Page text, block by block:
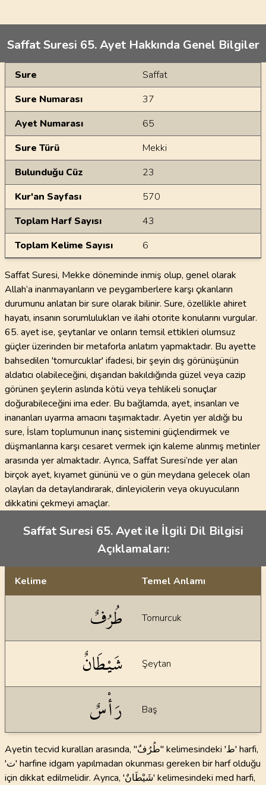
Saffat Suresi 65. Ayet Hakkında Genel Bilgiler
Genel Bilgiler
Sure
Saffat
Sure Numarası
37
Ayet Numarası
65
Sure Türü
Mekki
Bulunduğu Cüz
23
Kur'an Sayfası
570
Toplam Harf Sayısı
43
Toplam Kelime Sayısı
6
Saffat Suresi, Mekke döneminde inmiş olup, genel olarak
Allah’a inanmayanların ve peygamberlere karşı çıkanların
durumunu anlatan bir sure olarak bilinir. Sure, özellikle ahiret
hayatı, insanın sorumlulukları ve ilahi otorite konularını vurgular.
65. ayet ise, şeytanlar ve onların temsil ettikleri olumsuz
güçler üzerinden bir metaforla anlatım yapmaktadır. Bu ayette
bahsedilen 'tomurcuklar' ifadesi, bir şeyin dış görünüşünün
aldatıcı olabileceğini, dışarıdan bakıldığında güzel veya cazip
görünen şeylerin aslında kötü veya tehlikeli sonuçlar
doğurabileceğini ima eder. Bu bağlamda, ayet, insanları ve
inananları uyarma amacını taşımaktadır. Ayetin yer aldığı bu
sure, İslam toplumunun inanç sistemini güçlendirmek ve
düşmanlarına karşı cesaret vermek için kaleme alınmış metinler
arasında yer almaktadır. Ayrıca, Saffat Suresi’nde yer alan
birçok ayet, kıyamet gününü ve o gün meydana gelecek olan
olayları da detaylandırarak, dinleyicilerin veya okuyucuların
dikkatini çekmeyi amaçlar.
Saffat Suresi 65. Ayet ile İlgili Dil Bilgisi
Açıklamaları:
Kelime Temel Anlamı
طُرُفٌ Tomurcuk
شَيْطَانٌ Şeytan
رَأْسٌ Baş
Ayetin tecvid kuralları arasında, "طُرُفٌ" kelimesindeki 'ط' harfi,
'ت' harfine idgam yapılmadan okunması gereken bir harf olduğu
için dikkat edilmelidir. Ayrıca, 'شَيْطَانٌ' kelimesindeki med harfi,